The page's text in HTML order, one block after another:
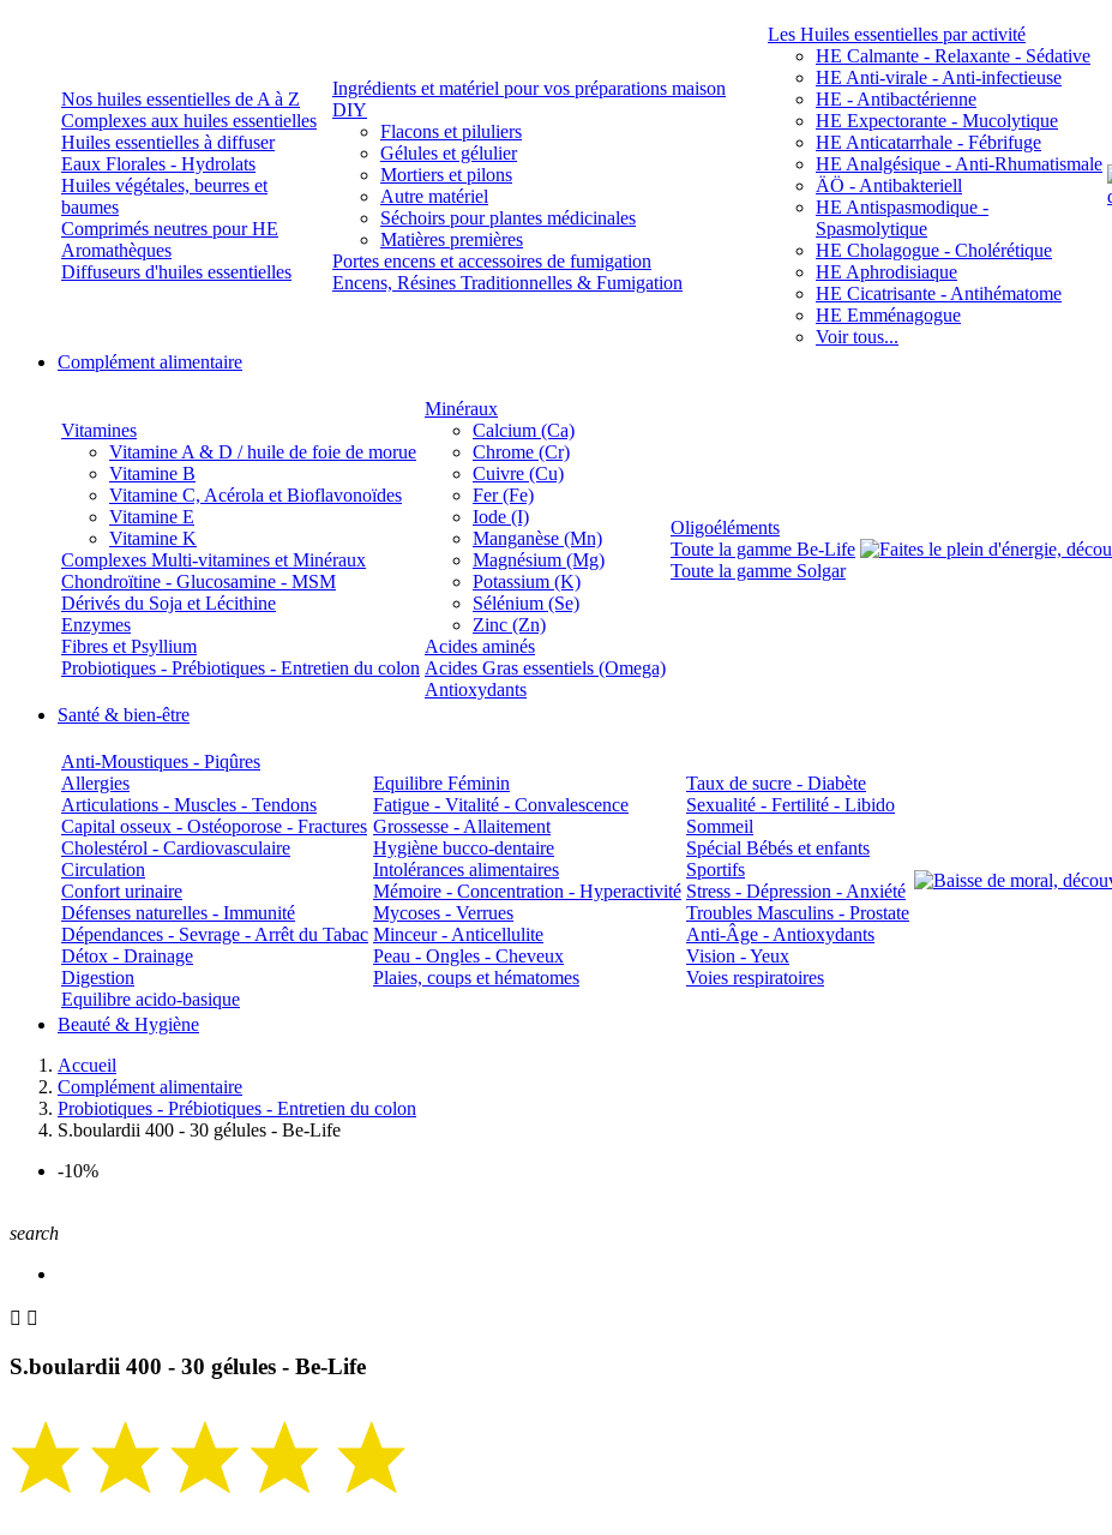
Nos huiles essentielles de A à Z
Complexes aux huiles essentielles
Huiles essentielles à diffuser
Eaux Florales - Hydrolats
Huiles végétales, beurres et
baumes
Comprimés neutres pour HE
Aromathèques
Diffuseurs d'huiles essentielles
Ingrédients et matériel pour vos préparations maison
DIY
Flacons et piluliers
Gélules et gélulier
Mortiers et pilons
Autre matériel
Séchoirs pour plantes médicinales
Matières premières
Portes encens et accessoires de fumigation
Encens, Résines Traditionnelles & Fumigation
Les Huiles essentielles par activité
HE Calmante - Relaxante - Sédative
HE Anti-virale - Anti-infectieuse
HE - Antibactérienne
HE Expectorante - Mucolytique
HE Anticatarrhale - Fébrifuge
HE Analgésique - Anti-Rhumatismale
ÄÖ - Antibakteriell
HE Antispasmodique -
Spasmolytique
HE Cholagogue - Cholérétique
HE Aphrodisiaque
HE Cicatrisante - Antihématome
HE Emménagogue
Voir tous...
Complément alimentaire
Vitamines
Vitamine A & D / huile de foie de morue
Vitamine B
Vitamine C, Acérola et Bioflavonoïdes
Vitamine E
Vitamine K
Complexes Multi-vitamines et Minéraux
Chondroïtine - Glucosamine - MSM
Dérivés du Soja et Lécithine
Enzymes
Fibres et Psyllium
Probiotiques - Prébiotiques - Entretien du colon
Minéraux
Calcium (Ca)
Chrome (Cr)
Cuivre (Cu)
Fer (Fe)
Iode (I)
Manganèse (Mn)
Magnésium (Mg)
Potassium (K)
Sélénium (Se)
Zinc (Zn)
Acides aminés
Acides Gras essentiels (Omega)
Antioxydants
Oligoéléments
Toute la gamme Be-Life
Toute la gamme Solgar
Santé & bien-être
Anti-Moustiques - Piqûres
Allergies
Articulations - Muscles - Tendons
Capital osseux - Ostéoporose - Fractures
Cholestérol - Cardiovasculaire
Circulation
Confort urinaire
Défenses naturelles - Immunité
Dépendances - Sevrage - Arrêt du Tabac
Détox - Drainage
Digestion
Equilibre acido-basique
Equilibre Féminin
Fatigue - Vitalité - Convalescence
Grossesse - Allaitement
Hygiène bucco-dentaire
Intolérances alimentaires
Mémoire - Concentration - Hyperactivité
Mycoses - Verrues
Minceur - Anticellulite
Peau - Ongles - Cheveux
Plaies, coups et hématomes
Taux de sucre - Diabète
Sexualité - Fertilité - Libido
Sommeil
Spécial Bébés et enfants
Sportifs
Stress - Dépression - Anxiété
Troubles Masculins - Prostate
Anti-Âge - Antioxydants
Vision - Yeux
Voies respiratoires
Beauté & Hygiène
Accueil
Complément alimentaire
Probiotiques - Prébiotiques - Entretien du colon
S.boulardii 400 - 30 gélules - Be-Life
-10%
search
 
S.boulardii 400 - 30 gélules - Be-Life